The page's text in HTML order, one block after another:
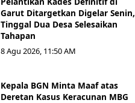
Garut Ditargetkan Digelar Senin,
Tinggal Dua Desa Selesaikan
Tahapan
8 Agu 2026, 11:50 AM
Kepala BGN Minta Maaf atas
Deretan Kasus Keracunan MBG